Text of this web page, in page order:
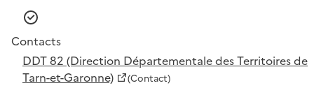
Contacts
DDT 82 (Direction Départementale des Territoires de
Tarn-et-Garonne)
(Contact)